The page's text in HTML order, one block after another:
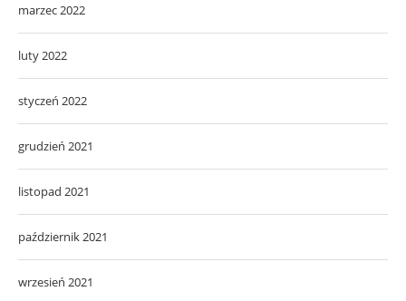
marzec 2022
luty 2022
styczeń 2022
grudzień 2021
listopad 2021
październik 2021
wrzesień 2021